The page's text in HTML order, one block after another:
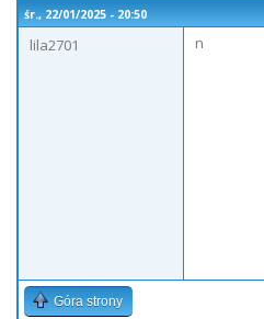
śr., 22/01/2025 - 20:50
lila2701
n
Góra strony